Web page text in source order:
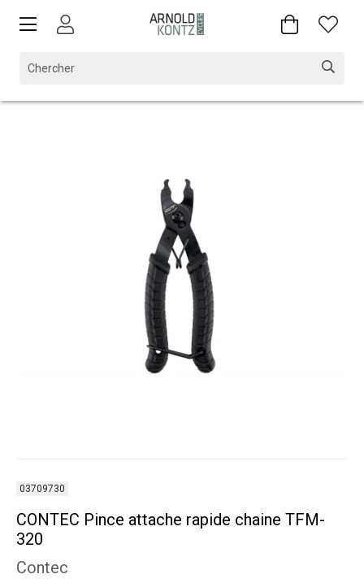
03709730
CONTEC Pince attache rapide chaine TFM-
320
Contec